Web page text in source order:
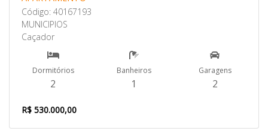
Código: 40167193
MUNICIPIOS
Caçador
Dormitórios
2
Banheiros
1
Garagens
2
R$ 530.000,00